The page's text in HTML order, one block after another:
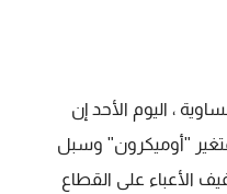
، اليوم الأحد إن
"أوميكرون" وسبل
الأعباء على القطاع